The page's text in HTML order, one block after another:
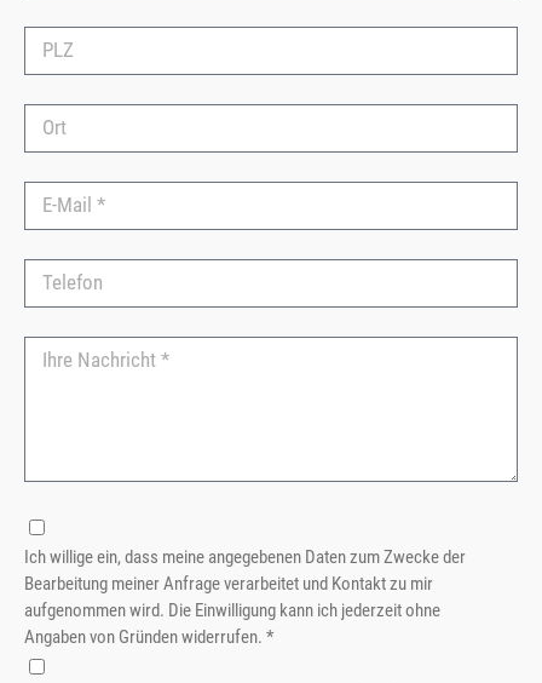
Ich willige ein, dass meine angegebenen Daten zum Zwecke der
Bearbeitung meiner Anfrage verarbeitet und Kontakt zu mir
aufgenommen wird. Die Einwilligung kann ich jederzeit ohne
Angaben von Gründen widerrufen. *